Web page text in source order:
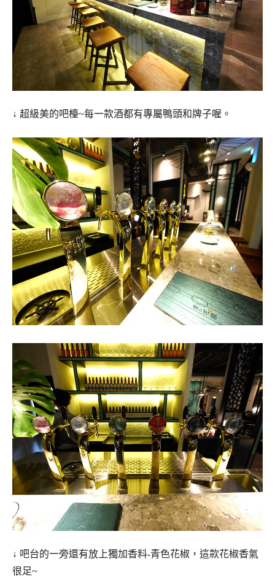
↓ 超級美的吧檯~每一款酒都有專屬鴨頭和牌子喔。
↓ 吧台的一旁還有放上獨加香料-青色花椒，這款花椒香氣
很足~